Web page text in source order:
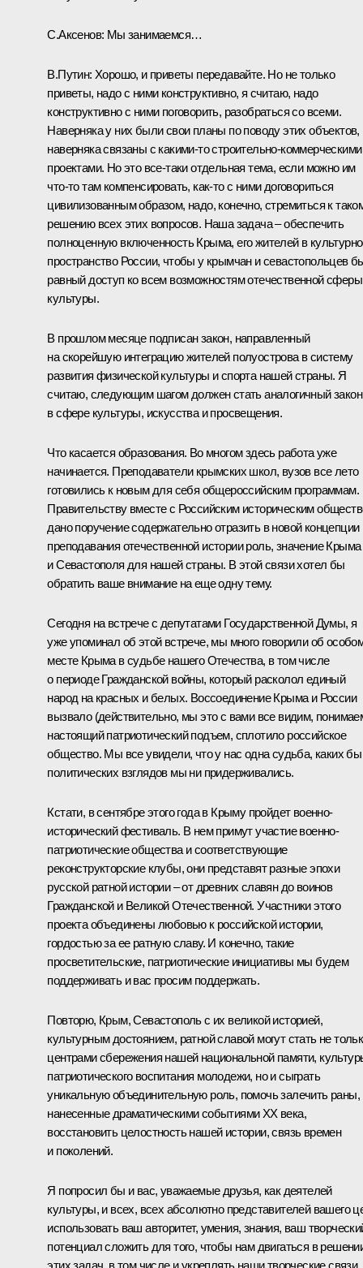
С.Аксенов: Мы занимаемся…
В.Путин: Хорошо, и приветы передавайте. Но не только
приветы, надо с ними конструктивно, я считаю, надо
конструктивно с ними поговорить, разобраться со всеми.
Наверняка у них были свои планы по поводу этих объектов,
наверняка связаны с какими‑то строительно-коммерческими
проектами. Но это все‑таки отдельная тема, если можно им
что‑то там компенсировать, как‑то с ними договориться
цивилизованным образом, надо, конечно, стремиться к
решению всех этих вопросов. Наша задача – обеспечить
полноценную включенность Крыма, его жителей в
пространство России, чтобы у крымчан и севастопольцев
равный доступ ко всем возможностям отечественной сферы
культуры.
В прошлом месяце подписан закон, направленный
на скорейшую интеграцию жителей полуострова в систему
развития физической культуры и спорта нашей страны. Я
считаю, следующим шагом должен стать аналогичный закон
в сфере культуры, искусства и просвещения.
Что касается образования. Во многом здесь работа уже
начинается. Преподаватели крымских школ, вузов все лето
готовились к новым для себя общероссийским программам.
Правительству вместе с Российским историческим
дано поручение содержательно отразить в новой концепции
преподавания отечественной истории роль, значение Крыма
и Севастополя для нашей страны. В этой связи хотел бы
обратить ваше внимание на еще одну тему.
Сегодня на встрече с депутатами Государственной Думы, я
уже упоминал об этой встрече, мы много говорили об
месте Крыма в судьбе нашего Отечества, в том числе
о периоде Гражданской войны, который расколол единый
народ на красных и белых. Воссоединение Крыма и России
вызвало (действительно, мы это с вами все видим,
настоящий патриотический подъем, сплотило российское
общество. Мы все увидели, что у нас одна судьба, каких бы
политических взглядов мы ни придерживались.
Кстати, в сентябре этого года в Крыму пройдет военно-
исторический фестиваль. В нем примут участие военно-
патриотические общества и соответствующие
реконструкторские клубы, они представят разные эпохи
русской ратной истории – от древних славян до воинов
Гражданской и Великой Отечественной. Участники этого
проекта объединены любовью к российской истории,
гордостью за ее ратную славу. И конечно, такие
просветительские, патриотические инициативы мы будем
поддерживать и вас просим поддержать.
Повторю, Крым, Севастополь с их великой историей,
культурным достоянием, ратной славой могут стать не
центрами сбережения нашей национальной памяти,
патриотического воспитания молодежи, но и сыграть
уникальную объединительную роль, помочь залечить раны,
нанесенные драматическими событиями XX века,
восстановить целостность нашей истории, связь времен
и поколений.
Я попросил бы и вас, уважаемые друзья, как деятелей
культуры, и всех, всех абсолютно представителей вашего
использовать ваш авторитет, умения, знания, ваш
потенциал сложить для того, чтобы нам двигаться в
этих задач, в том числе и укреплять наши творческие связи